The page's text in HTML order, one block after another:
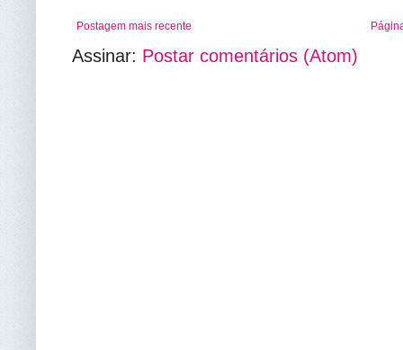
Postagem mais recente
Assinar: Postar comentários (Atom)